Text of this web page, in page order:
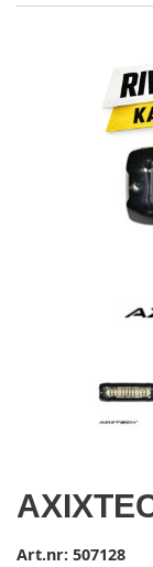
Art.nr: 507128